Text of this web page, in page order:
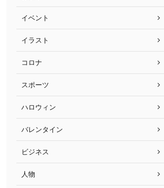
イベント
イラスト
コロナ
スポーツ
ハロウィン
バレンタイン
ビジネス
人物